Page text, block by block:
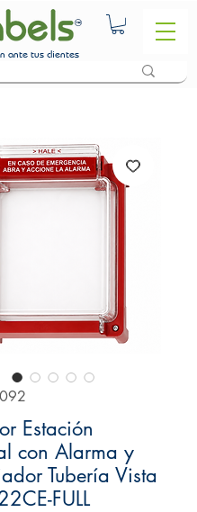
ante tus clientes
Estación
con Alarma y
Tubería Vista
FULL